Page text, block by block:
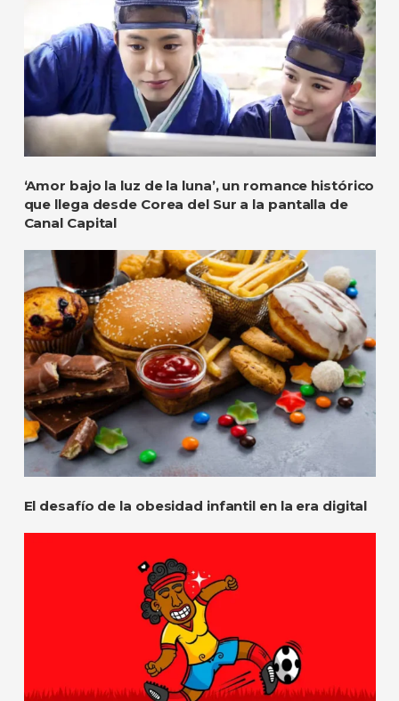
‘Amor bajo la luz de la luna’, un romance histórico
que llega desde Corea del Sur a la pantalla de
Canal Capital
El desafío de la obesidad infantil en la era digital